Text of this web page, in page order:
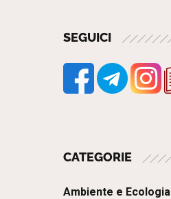
SEGUICI
CATEGORIE
Ambiente e Ecologia